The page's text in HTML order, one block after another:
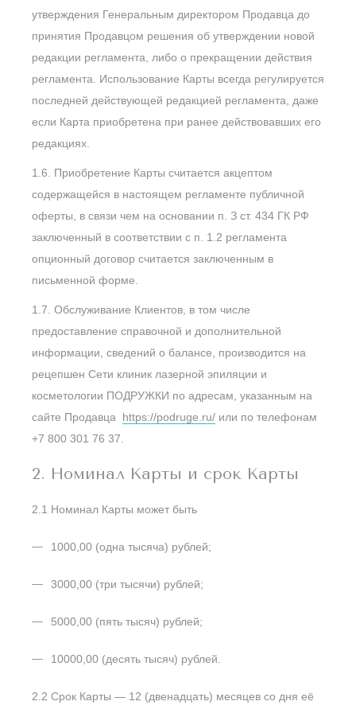
утверждения Генеральным директором Продавца до
принятия Продавцом решения об утверждении новой
редакции регламента, либо о прекращении действия
регламента. Использование Карты всегда регулируется
последней действующей редакцией регламента, даже
если Карта приобретена при ранее действовавших его
редакциях.
1.6. Приобретение Карты считается акцептом
содержащейся в настоящем регламенте публичной
оферты, в связи чем на основании п. З ст. 434 ГК РФ
заключенный в соответствии с п. 1.2 регламента
опционный договор считается заключенным в
письменной форме.
1.7. Обслуживание Клиентов, в том числе
предоставление справочной и дополнительной
информации, сведений о балансе, производится на
рецепшен Сети клиник лазерной эпиляции и
косметологии ПОДРУЖКИ по адресам, указанным на
сайте Продавца https://podruge.ru/ или по телефонам
+7 800 301 76 37.
2. Номинал Карты и срок Карты
2.1 Номинал Карты может быть
1000,00 (одна тысяча) рублей;
3000,00 (три тысячи) рублей;
5000,00 (пять тысяч) рублей;
10000,00 (десять тысяч) рублей.
2.2 Срок Карты — 12 (двенадцать) месяцев со дня её